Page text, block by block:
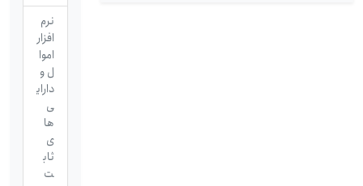
نرم
افزار
اموا
ل و
دارای
ی
ها
ی
ثاب
ت